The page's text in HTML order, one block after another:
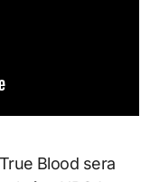
Blood sera